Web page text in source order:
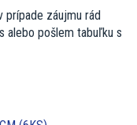
prípade záujmu rád
alebo pošlem tabuľku s